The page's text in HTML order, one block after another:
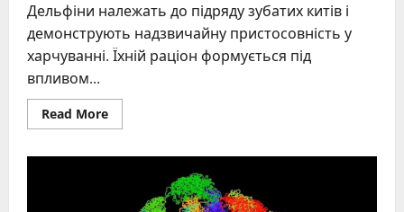
Дельфіни належать до підряду зубатих китів і
демонструють надзвичайну пристосовність у
харчуванні. Їхній раціон формується під
впливом...
Read MoreRead
more